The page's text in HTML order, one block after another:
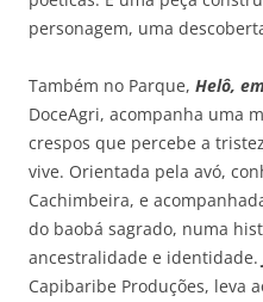
personagem, uma
Também no Parque, Helô,
DoceAgri, acompanha uma
crespos que percebe a
vive. Orientada pela avó,
Cachimbeira, e
do baobá sagrado, numa
ancestralidade e identidade.
Capibaribe Produções, leva